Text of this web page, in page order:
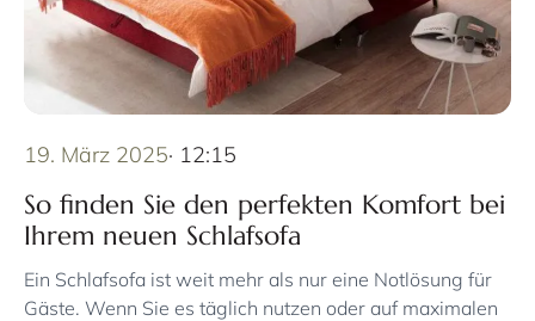
19. März 2025· 12:15
So finden Sie den perfekten Komfort bei
Ihrem neuen Schlafsofa
Ein Schlafsofa ist weit mehr als nur eine Notlösung für
Gäste. Wenn Sie es täglich nutzen oder auf maximalen